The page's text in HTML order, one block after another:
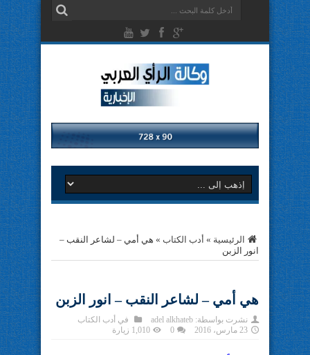
الرئيسية » أدب الكتاب » هي أمي – لشاعر النقب –
انور الزبن
هي أمي – لشاعر النقب – انور الزبن
نشرت بواسطة: adel alkhateb في أدب الكتاب
23 مارس، 2016
0 1,010 زيارة